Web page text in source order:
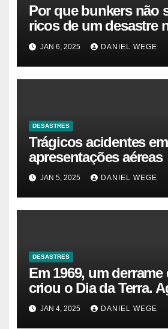
Por que bunkers não
ricos de um desastre
JAN 6, 2025 DANIEL WEGE
DESASTRES
Trágicos acidentes em
apresentações aéreas
JAN 5, 2025 DANIEL WEGE
DESASTRES
Em 1969, um
criou o Dia da Terra.
gasoduto pode reabrir |
JAN 4, 2025 DANIEL WEGE